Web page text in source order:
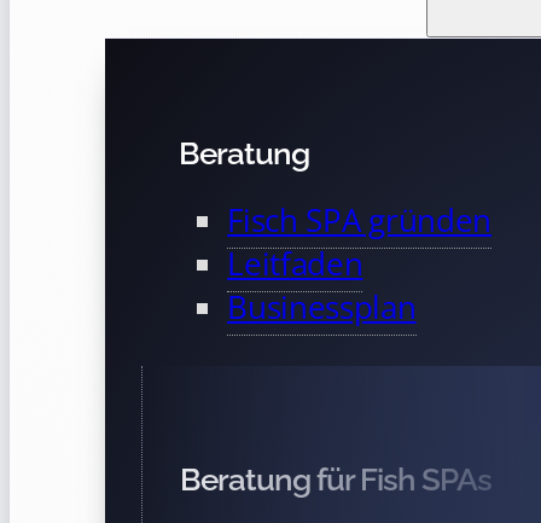
Beratung
Fisch SPA gründen
Leitfaden
Businessplan
Beratung für Fish SPAs